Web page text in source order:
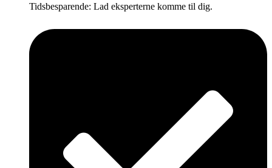
Tidsbesparende: Lad eksperterne komme til dig.